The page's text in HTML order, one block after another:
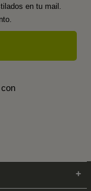
en tu mail.